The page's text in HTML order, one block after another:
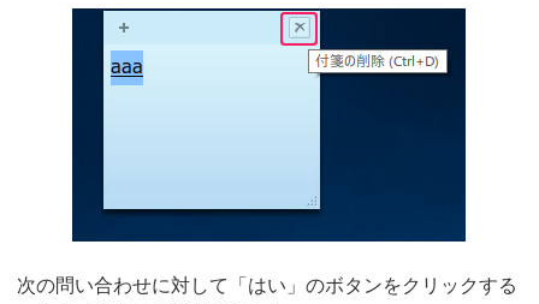
次の問い合わせに対して「はい」のボタンをクリックする